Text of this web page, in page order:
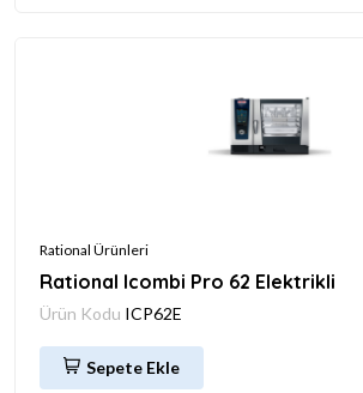
Rational Ürünleri
Rational Icombi Pro 62 Elektrikli
Ürün Kodu ICP62E
Sepete Ekle